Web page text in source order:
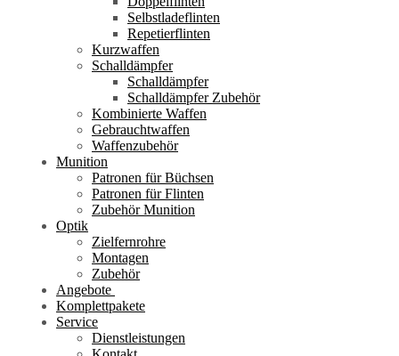
Selbstladeflinten
Repetierflinten
Kurzwaffen
Schalldämpfer
Schalldämpfer
Schalldämpfer Zubehör
Kombinierte Waffen
Gebrauchtwaffen
Waffenzubehör
Munition
Patronen für Büchsen
Patronen für Flinten
Zubehör Munition
Optik
Zielfernrohre
Montagen
Zubehör
Angebote
Komplettpakete
Service
Dienstleistungen